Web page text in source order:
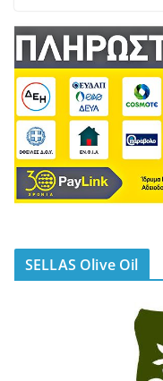
SELLAS Olive Oil